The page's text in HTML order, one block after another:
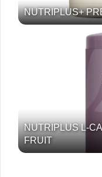
NUTRIPLUS+
NUTRIPLUS L-
FRUIT